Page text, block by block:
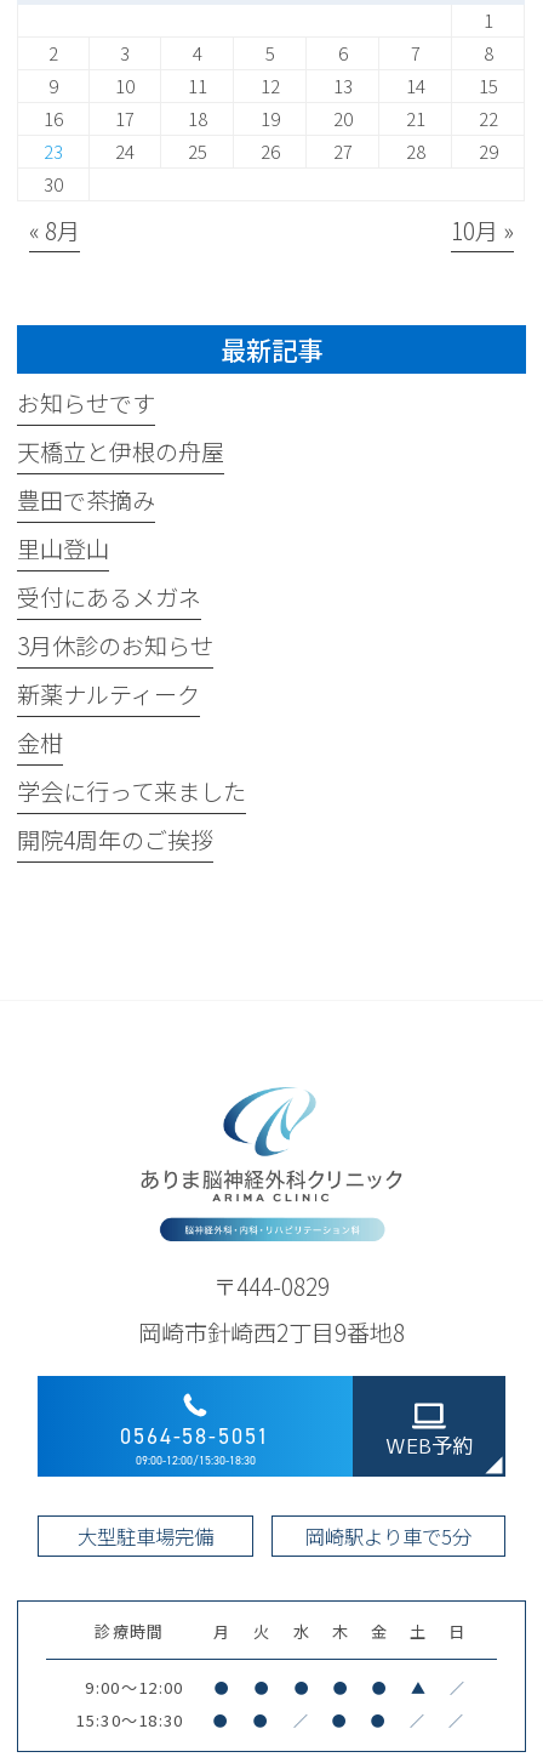
1
2
3 4 5 6 7
8
9
10 11 12 13 14
15
16
17 18 19 20 21
22
23
24 25 26 27 28
29
30
« 8月 10月 »
最新記事
お知らせです
天橋立と伊根の舟屋
豊田で茶摘み
里山登山
受付にあるメガネ
3月休診のお知らせ
新薬ナルティーク
金柑
学会に行って来ました
開院4周年のご挨拶
〒444-0829
岡崎市針崎西2丁目9番地8
0564-58-5051
09:00-12:00/15:30-18:30 WEB予約
大型駐車場完備 岡崎駅より車で5分
診療時間 月 火 水 木 金 土 日
9:00～12:00 ● ● ● ● ● ▲ ／
15:30～18:30 ● ● ／ ● ● ／ ／